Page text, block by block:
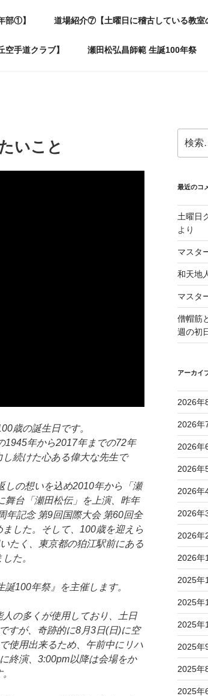
部①】 道場紹介⑦【土曜日に稽古している教室
手道クラブ】 瀬田松弘昌師範 生誕100年祭
いこと
歳の誕生日です。
1945年から2017年までの72年
続けた心ある偉大な先生で
しの想いを込め2010年から「瀬
舞台「瀬田松伝」を上演、昨年
年記念 第9回国際大会 第60回全
した。そして、100歳を迎えら
たく、東京都の狛江駅前にある
た。
100年祭』を主催します。
の多くが使用しており、土日
すが、奇跡的に8月3日(日)に空
使用出来るため、午前中にリハ
終演、3:00pm以降は会場をか
索:
最近のコ
土曜日
より
マスタ
和天地
マスタ
僧帽筋
週の初
アーカイ
2026年
2026年
2026年
2026年
2026年
2026年
2026年
2026年
2025年
2025年
2025年
2025年
2025年
2025年